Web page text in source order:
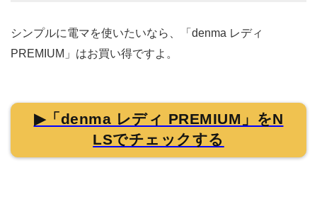
シンプルに電マを使いたいなら、「denma レディ
PREMIUM」はお買い得ですよ。
▶「denma レディ PREMIUM」をN
LSでチェックする